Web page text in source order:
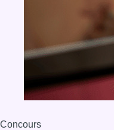
Concours